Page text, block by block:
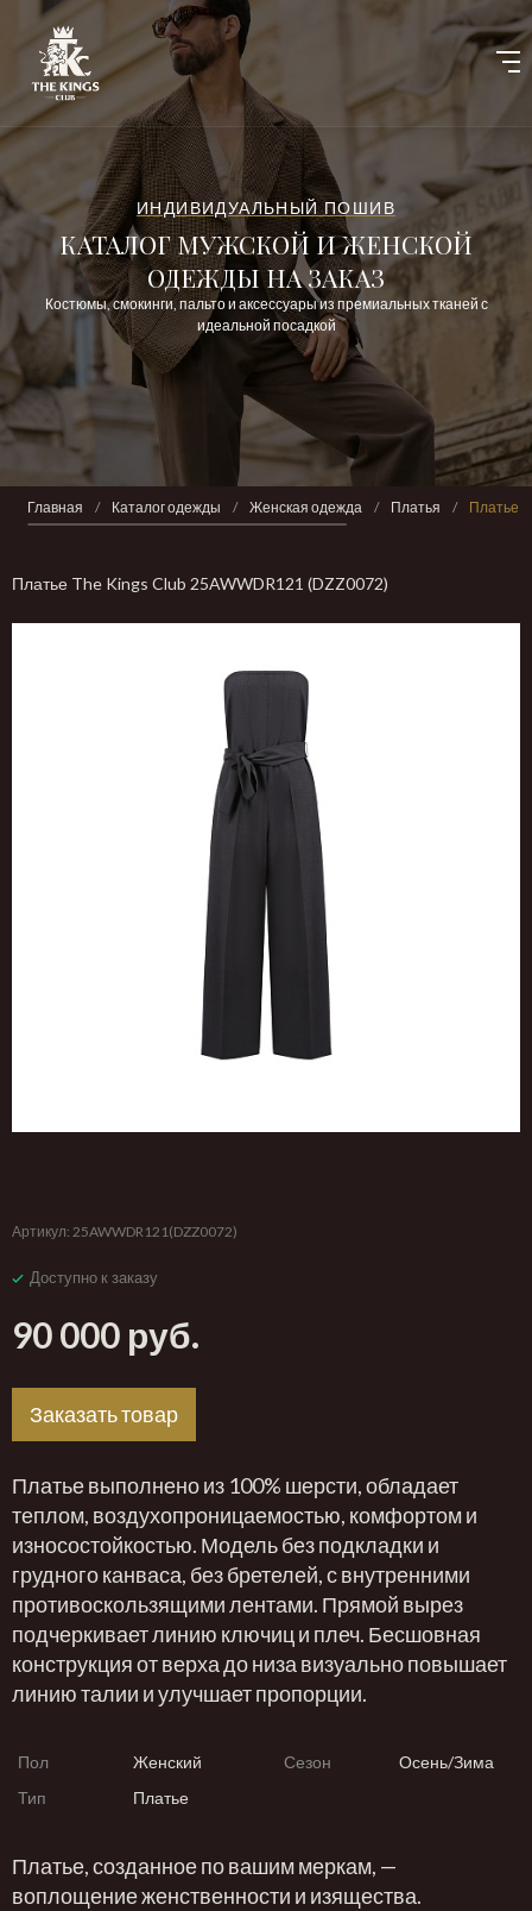
ИНДИВИДУАЛЬНЫЙ ПОШИВ
КАТАЛОГ МУЖСКОЙ И ЖЕНСКОЙ
ОДЕЖДЫ НА ЗАКАЗ
Костюмы, смокинги, пальто и аксессуары из премиальных тканей с
идеальной посадкой
Главная / Каталог одежды / Женская одежда / Платья / Платье
Платье The Kings Club 25AWWDR121 (DZZ0072)
Артикул: 25AWWDR121(DZZ0072)
Доступно к заказу
90 000 руб.
Заказать товар
Платье выполнено из 100% шерсти, обладает
теплом, воздухопроницаемостью, комфортом и
износостойкостью. Модель без подкладки и
грудного канваса, без бретелей, с внутренними
противоскользящими лентами. Прямой вырез
подчеркивает линию ключиц и плеч. Бесшовная
конструкция от верха до низа визуально повышает
линию талии и улучшает пропорции.
Пол Женский Сезон
Осень/Зима
Тип
Платье
Платье, созданное по вашим меркам, —
воплощение женственности и изящества.